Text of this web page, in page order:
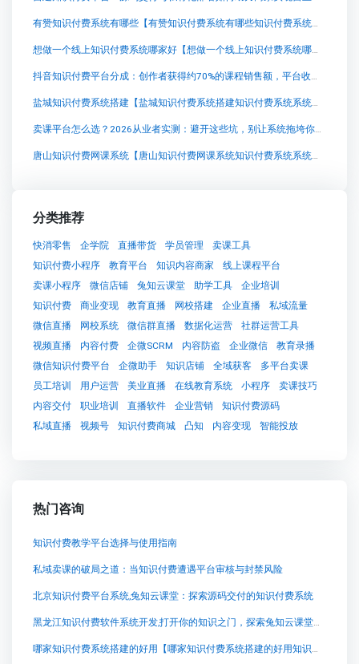
有赞知识付费系统有哪些【有赞知识付费系统有哪些知识付费系统系统怎么制作，知识付费系统搭建使用教程】
想做一个线上知识付费系统哪家好【想做一个线上知识付费系统哪家好知识付费系统系统怎么制作，知识付费系统搭建使用教程】
抖音知识付费平台分成：创作者获得约70%的课程销售额，平台收取剩余部分作为服务费。具体比例可能
盐城知识付费系统搭建【盐城知识付费系统搭建知识付费系统系统怎么制作，知识付费系统搭建使用教程】
卖课平台怎么选？2026从业者实测：避开这些坑，别让系统拖垮你的课程
唐山知识付费网课系统【唐山知识付费网课系统知识付费系统系统怎么制作，知识付费系统搭建使用教程】
分类推荐
快消零售 企学院 直播带货 学员管理
卖课工具
知识付费小程序
教育平台 知识内容商家
线上课程平台
卖课小程序
微信店铺 兔知云课堂 助学工具
企业培训
知识付费
商业变现 教育直播 网校搭建 企业直播
私域流量
微信直播
网校系统 微信群直播 数据化运营
社群运营工具
视频直播
内容付费 企微SCRM 内容防盗 企业微信
教育录播
微信知识付费平台
企微助手 知识店铺 全域获客
多平台卖课
员工培训
用户运营 美业直播 在线教育系统 小程序
卖课技巧
内容交付
职业培训 直播软件 企业营销
知识付费源码
私域直播
视频号 知识付费商城 凸知 内容变现 智能投放
热门咨询
知识付费教学平台选择与使用指南
私域卖课的破局之道：当知识付费遭遇平台审核与封禁风险
北京知识付费平台系统,兔知云课堂：探索源码交付的知识付费系统
黑龙江知识付费软件系统开发,打开你的知识之门，探索兔知云课堂的无限可能
哪家知识付费系统搭建的好用【哪家知识付费系统搭建的好用知识付费系统系统怎么制作，知识付费系统搭建使用教程】